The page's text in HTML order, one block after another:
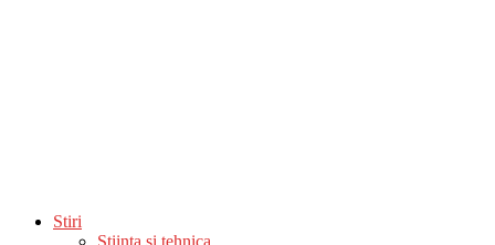
Stiri
Stiinta si tehnica